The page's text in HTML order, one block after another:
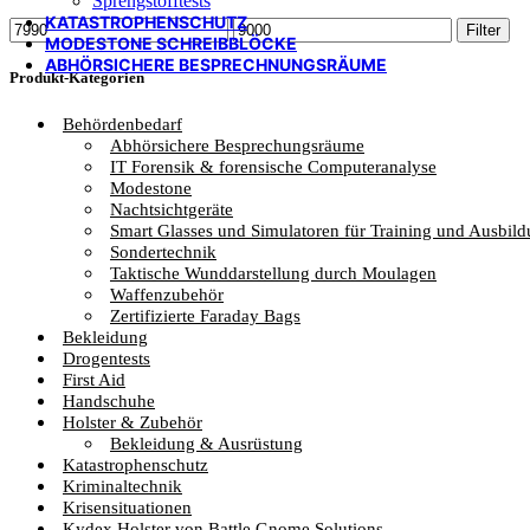
KATASTROPHENSCHUTZ
MODESTONE SCHREIBBLÖCKE
ABHÖRSICHERE BESPRECHNUNGSRÄUME
Min.
Preis
Max.
Preis
Filter
Produkt-Kategorien
Behördenbedarf
Abhörsichere Besprechungsräume
IT Forensik & forensische Computeranalyse
Modestone
Nachtsichtgeräte
Smart Glasses und Simulatoren für Training und
Sondertechnik
Taktische Wunddarstellung durch Moulagen
Waffenzubehör
Zertifizierte Faraday Bags
Bekleidung
Drogentests
First Aid
Handschuhe
Holster & Zubehör
Bekleidung & Ausrüstung
Katastrophenschutz
Kriminaltechnik
Krisensituationen